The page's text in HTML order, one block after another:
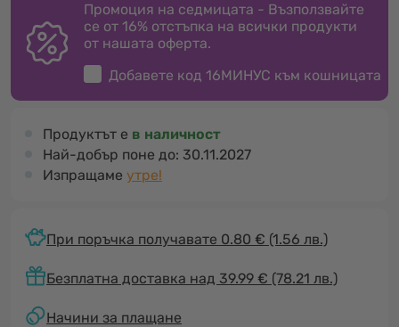
Промоция на седмицата - Възползвайте
се от 16% отстъпка на всички продукти
от нашата оферта.
Добавете код 16МИНУС към кошницата
Продуктът е в наличност
Най-добър поне до: 30.11.2027
Изпращаме утре!
При поръчка получавате 0.80 € (1.56 лв.)
Безплатна доставка над 39.99 € (78.21 лв.)
Начини за плащане